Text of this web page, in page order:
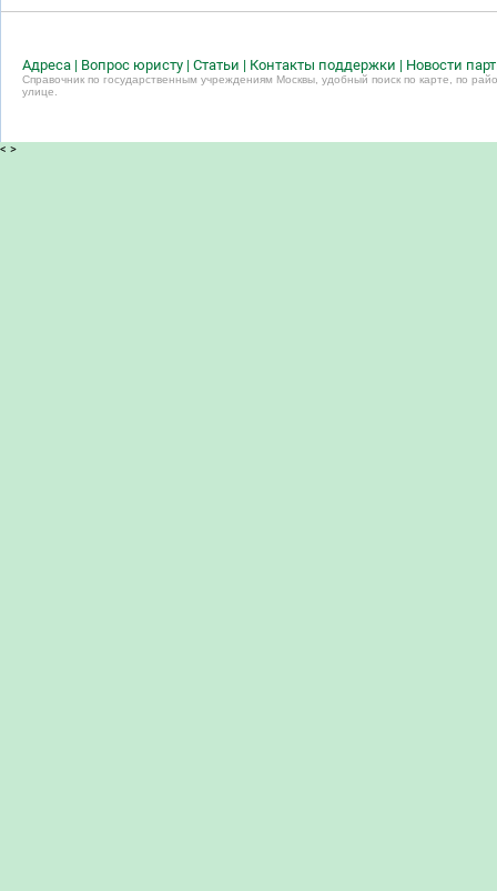
Адреса | Вопрос юристу | Статьи | Контакты поддержки | Новости
Справочник по государственным учреждениям Москвы, удобный поиск по карте, по
улице.
< >